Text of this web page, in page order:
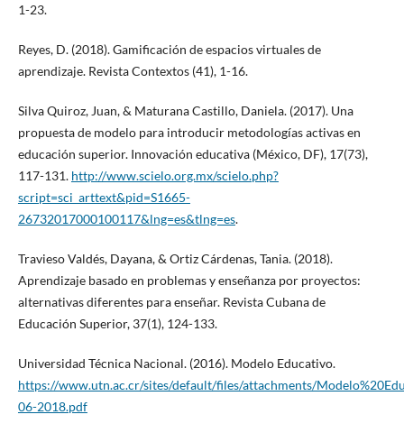
1-23.
Reyes, D. (2018). Gamificación de espacios virtuales de
aprendizaje. Revista Contextos (41), 1-16.
Silva Quiroz, Juan, & Maturana Castillo, Daniela. (2017). Una
propuesta de modelo para introducir metodologías activas en
educación superior. Innovación educativa (México, DF), 17(73),
117-131. http://www.scielo.org.mx/scielo.php?
script=sci_arttext&pid=S1665-
26732017000100117&lng=es&tlng=es.
Travieso Valdés, Dayana, & Ortiz Cárdenas, Tania. (2018).
Aprendizaje basado en problemas y enseñanza por proyectos:
alternativas diferentes para enseñar. Revista Cubana de
Educación Superior, 37(1), 124-133.
Universidad Técnica Nacional. (2016). Modelo Educativo.
https://www.utn.ac.cr/sites/default/files/attachments/
06-2018.pdf